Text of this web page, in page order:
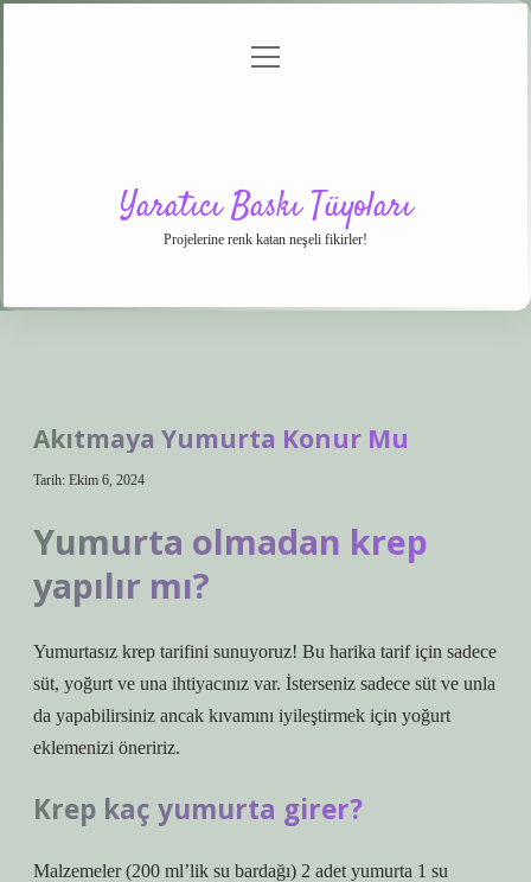
menüyü
Yaratıcı Baskı Tüyoları
Projelerine renk katan neşeli fikirler!
Akıtmaya Yumurta Konur Mu
Tarih: Ekim 6, 2024
Yumurta olmadan krep
yapılır mı?
Yumurtasız krep tarifini sunuyoruz! Bu harika tarif için sadece
süt, yoğurt ve una ihtiyacınız var. İsterseniz sadece süt ve unla
da yapabilirsiniz ancak kıvamını iyileştirmek için yoğurt
eklemenizi öneririz.
Krep kaç yumurta girer?
Malzemeler (200 ml’lik su bardağı) 2 adet yumurta 1 su